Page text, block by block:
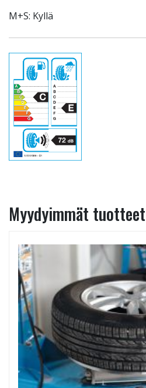
M+S: Kyllä
Myydyimmät tuotteet